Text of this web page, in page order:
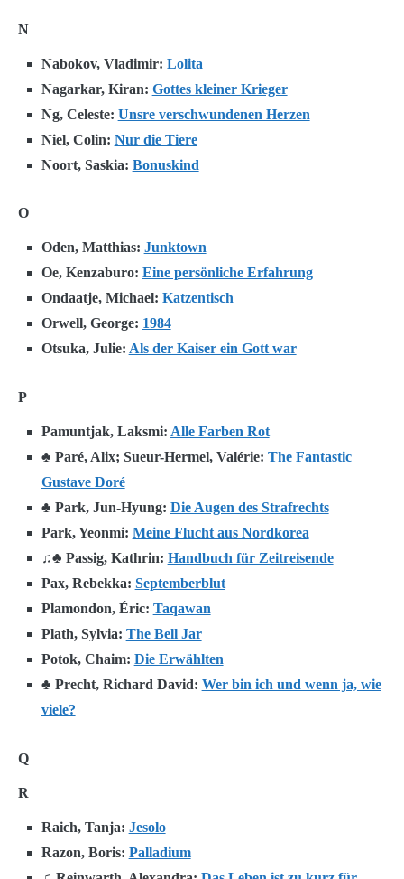
N
Nabokov, Vladimir: Lolita
Nagarkar, Kiran: Gottes kleiner Krieger
Ng, Celeste: Unsre verschwundenen Herzen
Niel, Colin: Nur die Tiere
Noort, Saskia: Bonuskind
O
Oden, Matthias: Junktown
Oe, Kenzaburo: Eine persönliche Erfahrung
Ondaatje, Michael: Katzentisch
Orwell, George: 1984
Otsuka, Julie: Als der Kaiser ein Gott war
P
Pamuntjak, Laksmi: Alle Farben Rot
♣ Paré, Alix; Sueur-Hermel, Valérie: The Fantastic
Gustave Doré
♣ Park, Jun-Hyung: Die Augen des Strafrechts
Park, Yeonmi: Meine Flucht aus Nordkorea
♫♣ Passig, Kathrin: Handbuch für Zeitreisende
Pax, Rebekka: Septemberblut
Plamondon, Éric: Taqawan
Plath, Sylvia: The Bell Jar
Potok, Chaim: Die Erwählten
♣ Precht, Richard David: Wer bin ich und wenn ja, wie
viele?
Q
R
Raich, Tanja: Jesolo
Razon, Boris: Palladium